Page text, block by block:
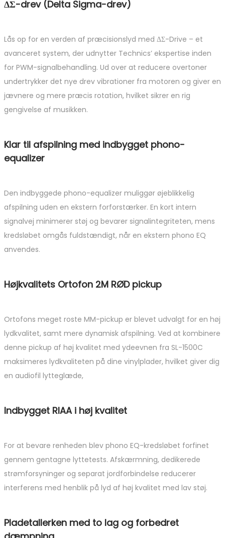
ΔΣ-drev (Delta Sigma-drev)
Lås op for en verden af præcisionslyd med ΔΣ-Drive – et
avanceret system, der udnytter Technics’ ekspertise inden
for PWM-signalbehandling. Ud over at reducere overtoner
undertrykker det nye drev vibrationer fra motoren og giver en
jævnere og mere præcis rotation, hvilket sikrer en rig
gengivelse af musikken.
Klar til afspilning med indbygget phono-
equalizer
Den indbyggede phono-equalizer muliggør øjeblikkelig
afspilning uden en ekstern forforstærker. En kort intern
signalvej minimerer støj og bevarer signalintegriteten, mens
kredsløbet omgås fuldstændigt, når en ekstern phono EQ
anvendes.
Højkvalitets Ortofon 2M RØD pickup
Ortofons meget roste MM-pickup er blevet udvalgt for en høj
lydkvalitet, samt mere dynamisk afspilning. Ved at kombinere
denne pickup af høj kvalitet med ydeevnen fra SL-1500C
maksimeres lydkvaliteten på dine vinylplader, hvilket giver dig
en audiofil lytteglæde,
Indbygget RIAA i høj kvalitet
For at bevare renheden blev phono EQ-kredsløbet forfinet
gennem gentagne lyttetests. Afskærmning, dedikerede
strømforsyninger og separat jordforbindelse reducerer
interferens med henblik på lyd af høj kvalitet med lav støj.
Pladetallerken med to lag og forbedret